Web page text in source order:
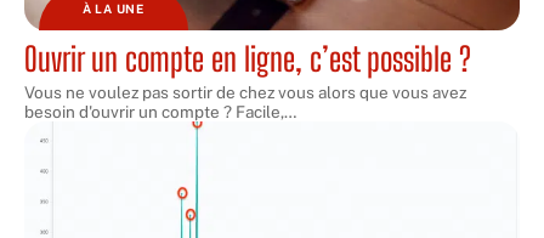
À LA UNE
Ouvrir un compte en ligne, c’est possible ?
Vous ne voulez pas sortir de chez vous alors que vous avez
besoin d'ouvrir un compte ? Facile,…